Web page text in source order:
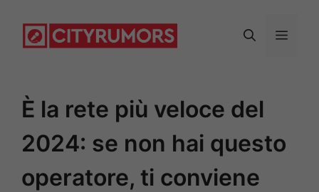
Menu
È la rete più veloce del
2024: se non hai questo
operatore, ti conviene